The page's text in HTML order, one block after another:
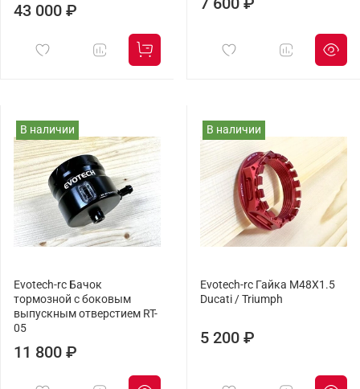
43 000 ₽
В наличии
Evotech-rc Бачок
тормозной с боковым
выпускным отверстием RT-
05
11 800 ₽
В наличии
Evotech-rc Гайка M48X1.5
Ducati / Triumph
5 200 ₽